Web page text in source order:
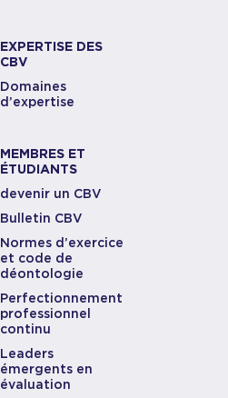
EXPERTISE DES
CBV
Domaines
d’expertise
MEMBRES ET
ÉTUDIANTS
devenir un CBV
Bulletin CBV
Normes d’exercice
et code de
déontologie
Perfectionnement
professionnel
continu
Leaders
émergents en
évaluation